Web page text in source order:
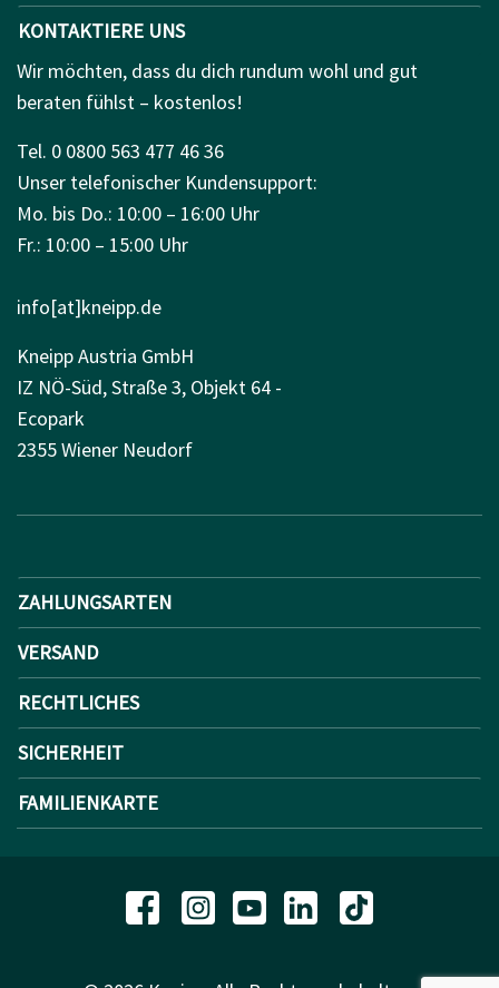
KONTAKTIERE UNS
Wir möchten, dass du dich rundum wohl und gut
beraten fühlst – kostenlos!
Tel. 0 0800 563 477 46 36
Unser telefonischer Kundensupport:
Mo. bis Do.: 10:00 – 16:00 Uhr
Fr.: 10:00 – 15:00 Uhr
info[at]kneipp.de
Kneipp Austria GmbH
IZ NÖ-Süd, Straße 3, Objekt 64 -
Ecopark
2355 Wiener Neudorf
ZAHLUNGSARTEN
VERSAND
RECHTLICHES
SICHERHEIT
FAMILIENKARTE